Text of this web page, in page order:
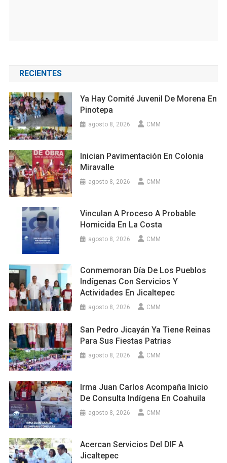
RECIENTES
Ya Hay Comité Juvenil De Morena En
Pinotepa
agosto 8, 2026 CMM
Inician Pavimentación En Colonia
Miravalle
agosto 8, 2026 CMM
Vinculan A Proceso A Probable
Homicida En La Costa
agosto 8, 2026 CMM
Conmemoran Día De Los Pueblos
Indígenas Con Servicios Y
Actividades En Jicaltepec
agosto 8, 2026 CMM
San Pedro Jicayán Ya Tiene Reinas
Para Sus Fiestas Patrias
agosto 8, 2026 CMM
Irma Juan Carlos Acompaña Inicio
De Consulta Indígena En Coahuila
agosto 8, 2026 CMM
Acercan Servicios Del DIF A
Jicaltepec